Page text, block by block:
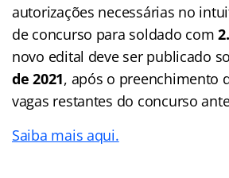
autorizações necessárias no
de concurso para soldado com
novo edital deve ser publicado
de 2021, após o preenchimento
vagas restantes do concurso
Saiba mais aqui.